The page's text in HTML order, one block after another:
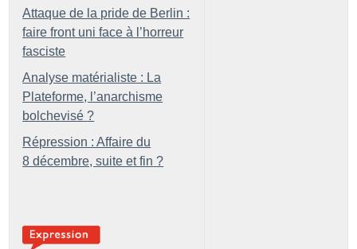
Attaque de la pride de Berlin :
faire front uni face à l’horreur
fasciste
Analyse matérialiste : La
Plateforme, l’anarchisme
bolchevisé ?
Répression : Affaire du
8 décembre, suite et fin ?